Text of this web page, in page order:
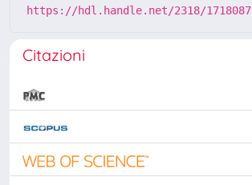
https://hdl.handle.net/2318/1718087
Citazioni